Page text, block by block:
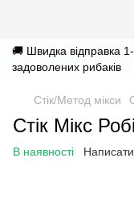
🚚 Швидка відправка
задоволених рибаків
Стік/Метод мікси
Стік Мікс
В наявності Написати